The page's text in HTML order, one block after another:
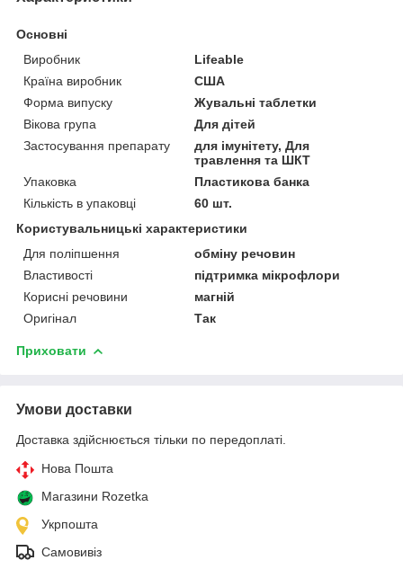
Основні
Виробник
Lifeable
Країна виробник
США
Форма випуску
Жувальні таблетки
Вікова група
Для дітей
Застосування препарату
для імунітету, Для
травлення та ШКТ
Упаковка
Пластикова банка
Кількість в упаковці
60 шт.
Користувальницькі характеристики
Для поліпшення
обміну речовин
Властивості
підтримка мікрофлори
Корисні речовини
магній
Оригінал
Так
Приховати
Умови доставки
Доставка здійснюється тільки по передоплаті.
Нова Пошта
Магазини Rozetka
Укрпошта
Самовивіз